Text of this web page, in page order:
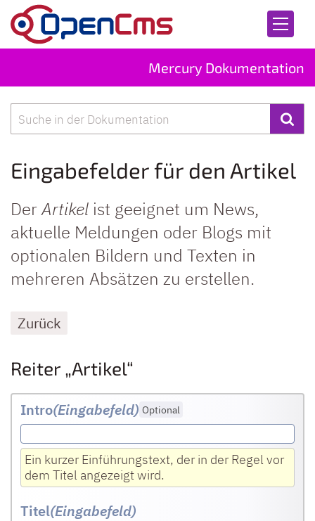
Zum Inhalt springen
Mercury Dokumentation
Eingabefelder für den Artikel
DerArtikel ist geeignet um News,
aktuelle Meldungen oder Blogs mit
optionalen Bildern und Texten in
mehreren Absätzen zu erstellen.
Zurück
Reiter „Artikel“
Intro(Eingabefeld) Optional
Ein kurzer Einführungstext, der in der Regel vor
dem Titel angezeigt wird.
Titel(Eingabefeld)
Suche